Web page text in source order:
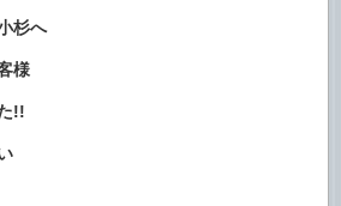
杉へ
様
!!